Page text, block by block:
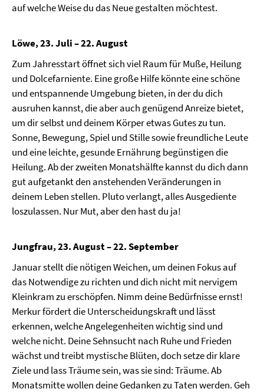
auf welche Weise du das Neue gestalten möchtest.
Löwe, 23. Juli – 22. August
Zum Jahresstart öffnet sich viel Raum für Muße, Heilung
und Dolcefarniente. Eine große Hilfe könnte eine schöne
und entspannende Umgebung bieten, in der du dich
ausruhen kannst, die aber auch genügend Anreize bietet,
um dir selbst und deinem Körper etwas Gutes zu tun.
Sonne, Bewegung, Spiel und Stille sowie freundliche Leute
und eine leichte, gesunde Ernährung begünstigen die
Heilung. Ab der zweiten Monatshälfte kannst du dich dann
gut aufgetankt den anstehenden Veränderungen in
deinem Leben stellen. Pluto verlangt, alles Ausgediente
loszulassen. Nur Mut, aber den hast du ja!
Jungfrau, 23. August – 22. September
Januar stellt die nötigen Weichen, um deinen Fokus auf
das Notwendige zu richten und dich nicht mit nervigem
Kleinkram zu erschöpfen. Nimm deine Bedürfnisse ernst!
Merkur fördert die Unterscheidungskraft und lässt
erkennen, welche Angelegenheiten wichtig sind und
welche nicht. Deine Sehnsucht nach Ruhe und Frieden
wächst und treibt mystische Blüten, doch setze dir klare
Ziele und lass Träume sein, was sie sind: Träume. Ab
Monatsmitte wollen deine Gedanken zu Taten werden. Geh